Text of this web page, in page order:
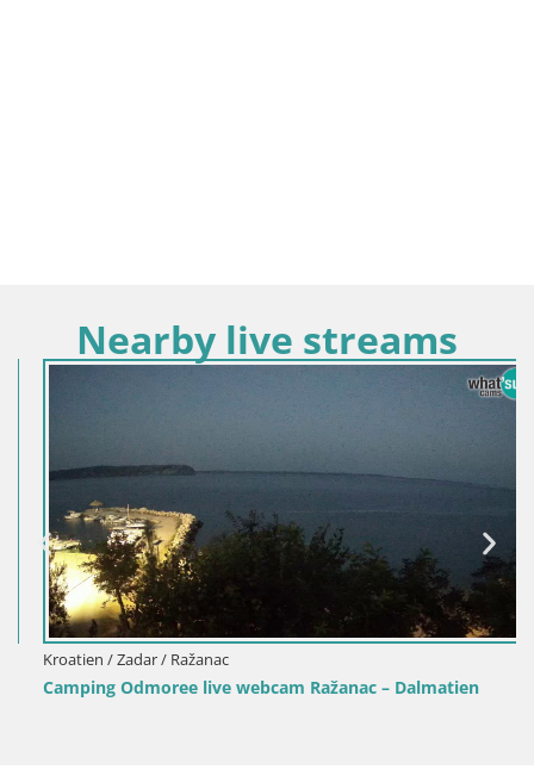
Nearby live streams
Kroatien / Zadar / Ražanac
Camping Odmoree live webcam Ražanac – Dalmatien